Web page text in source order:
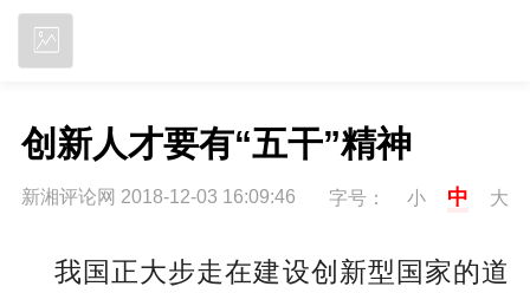
创新人才要有“五干”精神
新湘评论网 2018-12-03 16:09:46 字号： 小 中 大
我国正大步走在建设创新型国家的道